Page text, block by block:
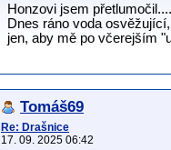
Honzovi jsem
Dnes ráno voda
jen, aby mě po včerejším
Tomáš69
Re: Drašnice
17. 09. 2025 06:42